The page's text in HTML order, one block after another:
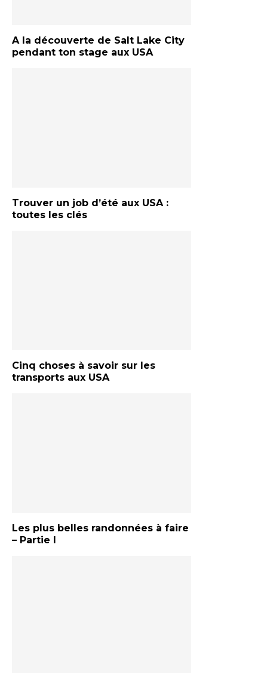
A la découverte de Salt Lake City
pendant ton stage aux USA
Trouver un job d’été aux USA :
toutes les clés
Cinq choses à savoir sur les
transports aux USA
Les plus belles randonnées à faire
– Partie I